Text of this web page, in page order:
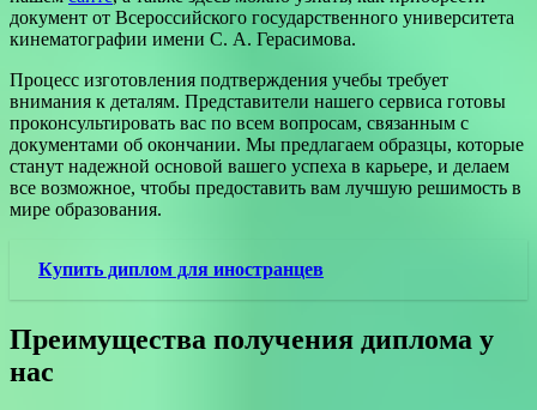
документ от Всероссийского государственного университета
кинематографии имени С. А. Герасимова.
Процесс изготовления подтверждения учебы требует
внимания к деталям. Представители нашего сервиса готовы
проконсультировать вас по всем вопросам, связанным с
документами об окончании. Мы предлагаем образцы, которые
станут надежной основой вашего успеха в карьере, и делаем
все возможное, чтобы предоставить вам лучшую решимость в
мире образования.
Купить диплом для иностранцев
Преимущества получения диплома у
нас